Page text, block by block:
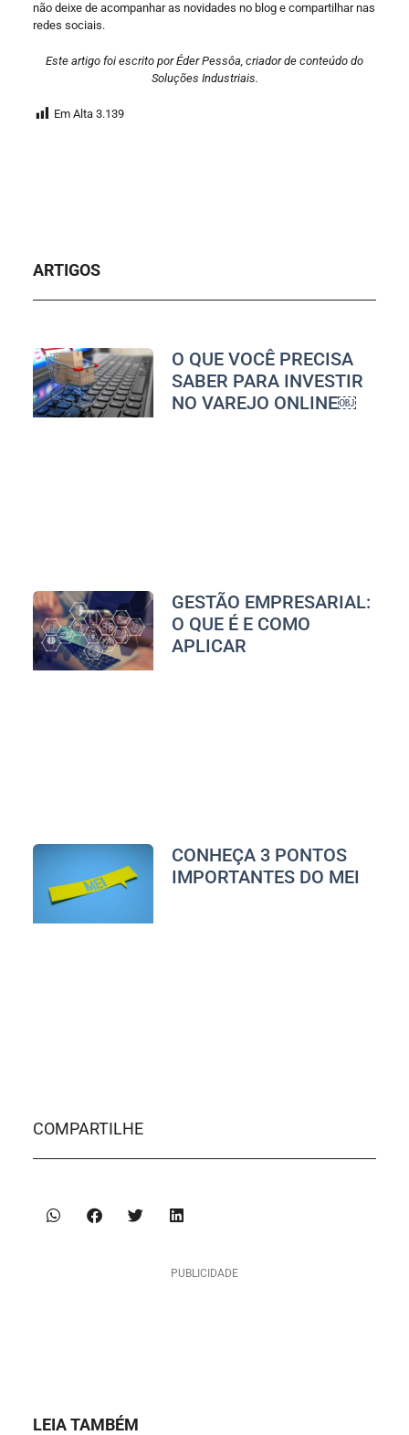
não deixe de acompanhar as novidades no blog e compartilhar nas
redes sociais.
Este artigo foi escrito por Éder Pessôa, criador de conteúdo do
Soluções Industriais.
Em Alta 3.139
ARTIGOS
O QUE VOCÊ PRECISA
SABER PARA INVESTIR
NO VAREJO ONLINE￼
GESTÃO EMPRESARIAL:
O QUE É E COMO
APLICAR
CONHEÇA 3 PONTOS
IMPORTANTES DO MEI
COMPARTILHE
PUBLICIDADE
LEIA TAMBÉM